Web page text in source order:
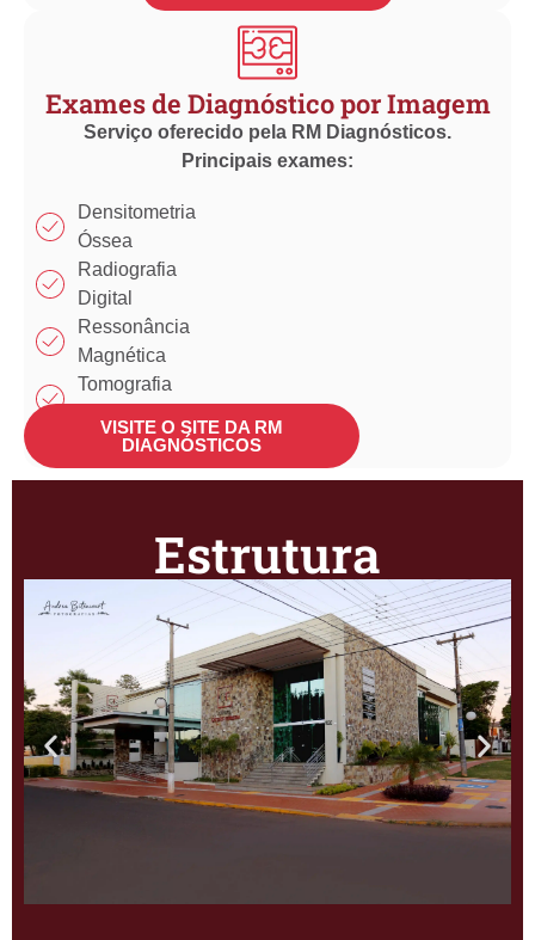
Exames de Diagnóstico por Imagem
Serviço oferecido pela RM Diagnósticos.
Principais exames:
Densitometria
Óssea
Radiografia
Digital
Ressonância
Magnética
Tomografia
Ultrassonografia
VISITE O SITE DA RM
DIAGNÓSTICOS
Estrutura